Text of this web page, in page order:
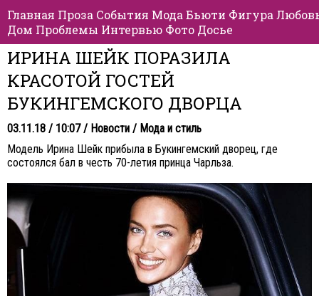
Главная Проза События Мода Бьюти Фигура
Дом Проблемы Интервью Фото Досье
ИРИНА ШЕЙК ПОРАЗИЛА
КРАСОТОЙ ГОСТЕЙ
БУКИНГЕМСКОГО ДВОРЦА
03.11.18 / 10:07 / Новости / Мода и стиль
Модель Ирина Шейк прибыла в Букингемский дворец, где
состоялся бал в честь 70-летия принца Чарльза.